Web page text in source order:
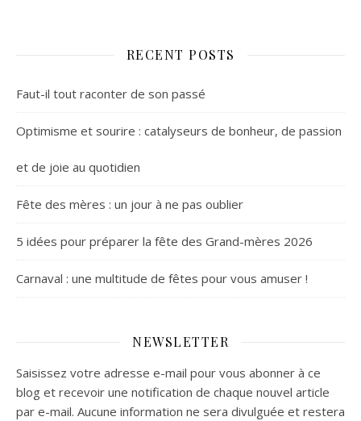
RECENT POSTS
Faut-il tout raconter de son passé
Optimisme et sourire : catalyseurs de bonheur, de passion
et de joie au quotidien
Fête des mères : un jour à ne pas oublier
5 idées pour préparer la fête des Grand-mères 2026
Carnaval : une multitude de fêtes pour vous amuser !
NEWSLETTER
Saisissez votre adresse e-mail pour vous abonner à ce
blog et recevoir une notification de chaque nouvel article
par e-mail. Aucune information ne sera divulguée et restera